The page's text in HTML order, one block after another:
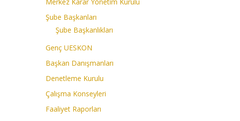
Şube Başkanları
Şube Başkanlıkları
Genç UESKON
Başkan Danışmanları
Denetleme Kurulu
Çalışma Konseyleri
Faaliyet Raporları